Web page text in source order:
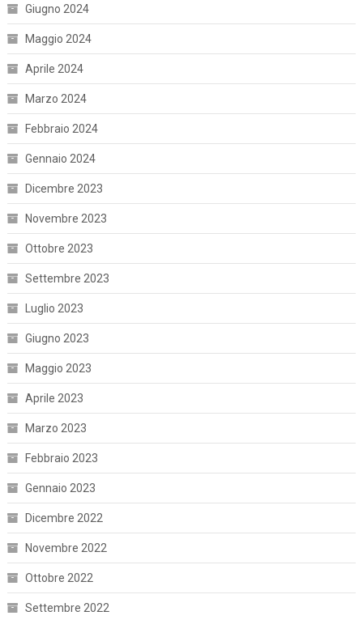
Giugno 2024
Maggio 2024
Aprile 2024
Marzo 2024
Febbraio 2024
Gennaio 2024
Dicembre 2023
Novembre 2023
Ottobre 2023
Settembre 2023
Luglio 2023
Giugno 2023
Maggio 2023
Aprile 2023
Marzo 2023
Febbraio 2023
Gennaio 2023
Dicembre 2022
Novembre 2022
Ottobre 2022
Settembre 2022